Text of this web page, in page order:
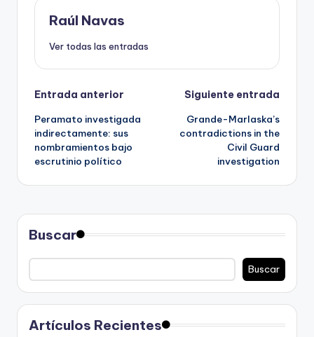
Raúl Navas
Ver todas las entradas
Navegación
de
entradas
Entrada anterior
Peramato investigada
indirectamente: sus
nombramientos bajo
escrutinio político
Siguiente entrada
Grande-Marlaska’s
contradictions in the
Civil Guard
investigation
Buscar
Buscar
Artículos Recientes